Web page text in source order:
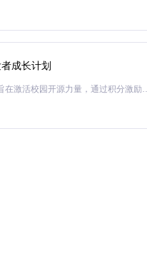
离清晰录音
gh_mirrors/
Gradle同步完成
音，通过底部滑块调整音量
成长计划
「源启盛夏」暑期校园开发者成长计划旨在激活校园开源力量，通过积分激励、认证扶持、资源倾斜等形式，引导高校组织和开